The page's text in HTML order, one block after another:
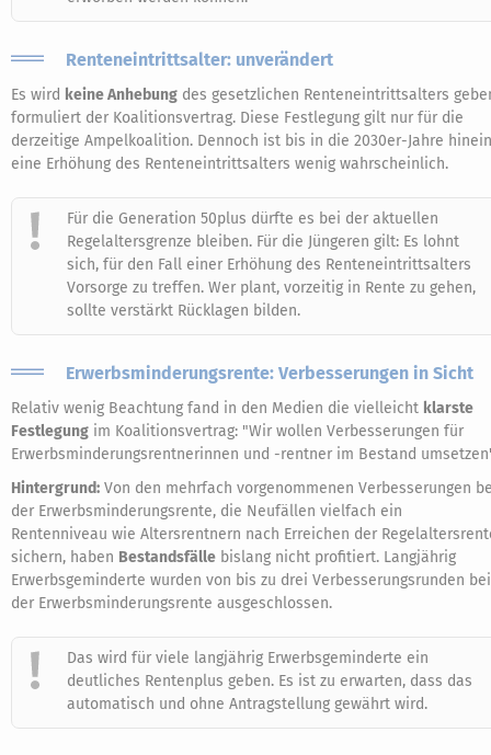
Renteneintrittsalter: unverändert
Es wird keine Anhebung des gesetzlichen Renteneintrittsalters
formuliert der Koalitionsvertrag. Diese Festlegung gilt nur für die
derzeitige Ampelkoalition. Dennoch ist bis in die 2030er-Jahre hinein
eine Erhöhung des Renteneintrittsalters wenig wahrscheinlich.
Für die Generation 50plus dürfte es bei der aktuellen
Regelaltersgrenze bleiben. Für die Jüngeren gilt: Es lohnt
sich, für den Fall einer Erhöhung des Renteneintrittsalters
Vorsorge zu treffen. Wer plant, vorzeitig in Rente zu gehen,
sollte verstärkt Rücklagen bilden.
Erwerbsminderungsrente: Verbesserungen in Sicht
Relativ wenig Beachtung fand in den Medien die vielleicht klarste
Festlegung im Koalitionsvertrag: "Wir wollen Verbesserungen für
Erwerbsminderungsrentnerinnen und -rentner im Bestand
Hintergrund: Von den mehrfach vorgenommenen Verbesserungen
der Erwerbsminderungsrente, die Neufällen vielfach ein
Rentenniveau wie Altersrentnern nach Erreichen der
sichern, haben Bestandsfälle bislang nicht profitiert. Langjährig
Erwerbsgeminderte wurden von bis zu drei Verbesserungsrunden bei
der Erwerbsminderungsrente ausgeschlossen.
Das wird für viele langjährig Erwerbsgeminderte ein
deutliches Rentenplus geben. Es ist zu erwarten, dass das
automatisch und ohne Antragstellung gewährt wird.